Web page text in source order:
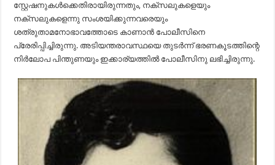
സ്റ്റേഷനുകൾക്കെതിരായിരുന്നതും, നക്സലുകളെയും
നക്സലുകളെന്നു സംശയിക്കുന്നവരെയും
ശത്രുതാമനോഭാവത്തോടെ കാണാൻ പോലീസിനെ
പ്രേരിപ്പിച്ചിരുന്നു. അടിയന്തരാവസ്ഥയെ തുടർന്ന് ഭരണകൂടത്തിന്റെ
നിർലോപ പിന്തുണയും ഇക്കാര്യത്തിൽ പോലീസിനു ലഭിച്ചിരുന്നു.